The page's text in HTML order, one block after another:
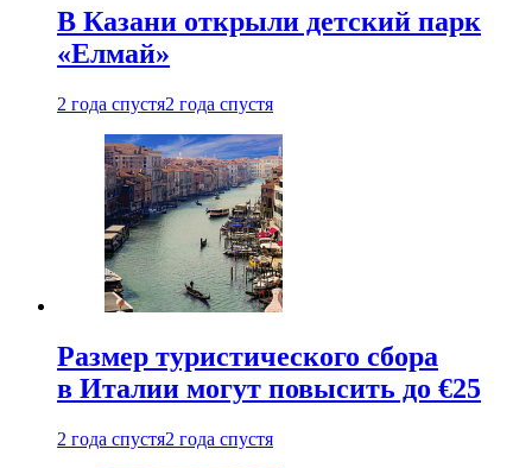
В Казани открыли детский парк
«Елмай»
2 года спустя2 года спустя
Размер туристического сбора
в Италии могут повысить до €25
2 года спустя2 года спустя